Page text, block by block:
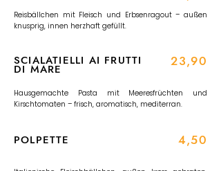
Reisbällchen mit Fleisch und Erbsenragout – außen
knusprig, innen herzhaft gefüllt.
SCIALATIELLI AI FRUTTI
DI MARE 23,90
Hausgemachte Pasta mit Meeresfrüchten und
Kirschtomaten – frisch, aromatisch, mediterran.
POLPETTE 4,50